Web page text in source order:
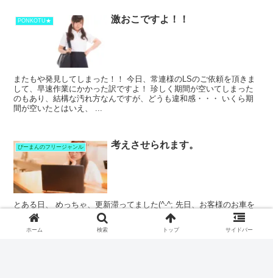
PONKOTU★ 激おこですよ！！
またもや発見してしまった！！ 今日、常連様のLSのご依頼を頂きま
して、早速作業にかかった訳ですよ！ 珍しく期間が空いてしまった
のもあり、結構な汚れ方なんですが、どうも違和感・・・ いくら期
間が空いたとはいえ、 ...
ぴーまんのフリージャンル 考えさせられます。
とある日、 めっちゃ、更新滞ってました(^-^; 先日、お客様のお車を
ecoWASHしに行ったら、発見しちゃって、、、 何を？ 丁度、ぴー
まんが伺う期間の間に、点検がディーラーさんにてあったそうです。
そこま...
ホーム 検索 トップ サイドバー